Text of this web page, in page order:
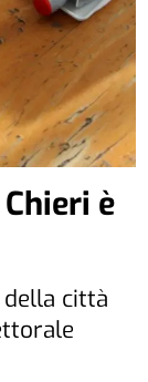
è
della città